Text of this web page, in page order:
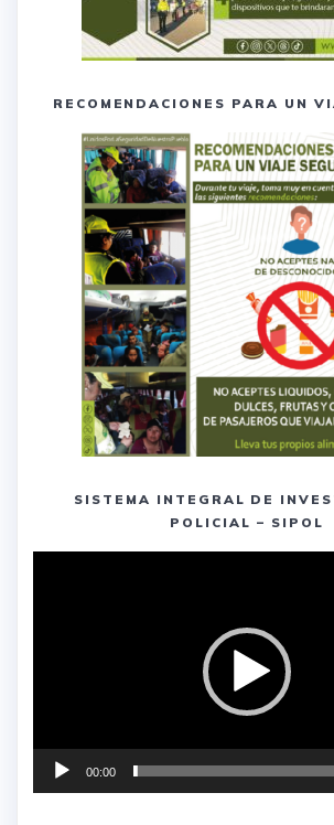
RECOMENDACIONES PARA UN
SISTEMA INTEGRAL DE
POLICIAL – SIPOL
00:00